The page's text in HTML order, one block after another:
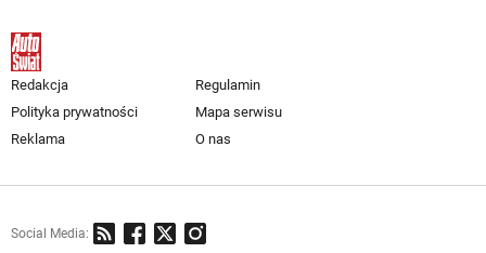
Redakcja
Regulamin
Polityka prywatności
Mapa serwisu
Reklama
O nas
Social Media: